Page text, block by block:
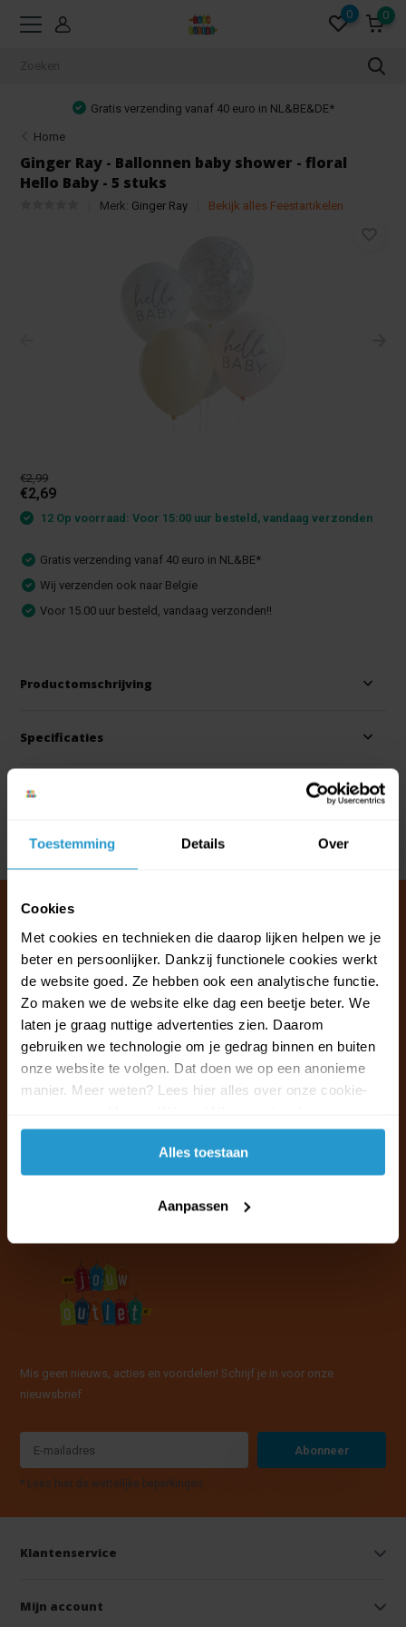
Toestemming Details Over
Cookies
Met cookies en technieken die daarop lijken helpen we je
beter en persoonlijker. Dankzij functionele cookies werkt
de website goed. Ze hebben ook een analytische functie.
Zo maken we de website elke dag een beetje beter. We
laten je graag nuttige advertenties zien. Daarom
gebruiken we technologie om je gedrag binnen en buiten
onze website te volgen. Dat doen we op een anonieme
manier. Meer weten? Lees hier alles over onze cookie-
accepteren.
Alles toestaan
Aanpassen
0 0
NL&BE&DE* Achteraf betalen mogelijk!
Home
Ginger Ray - Ballonnen baby shower - floral
Hello Baby - 5 stuks
Merk: Ginger Ray Bekijk alles Feestartikelen
€2,99
€2,69
12 Op voorraad: Voor 15:00 uur besteld, vandaag verzonden
Gratis verzending vanaf 40 euro in NL&BE*
Wij verzenden ook naar Belgie
Voor 15.00 uur besteld, vandaag verzonden!!
Productomschrijving
Specificaties
Reviews
Delen
Klantenservice & FAQ
Wij staan voor u klaar.
Ma t/m vr van 09:30 - 16:00 telefonisch
+31 (0)13 785 62 41
Mis geen nieuws, acties en voordelen! Schrijf je in voor onze
nieuwsbrief
Abonneer
* Lees hier de wettelijke beperkingen
Klantenservice
Mijn account